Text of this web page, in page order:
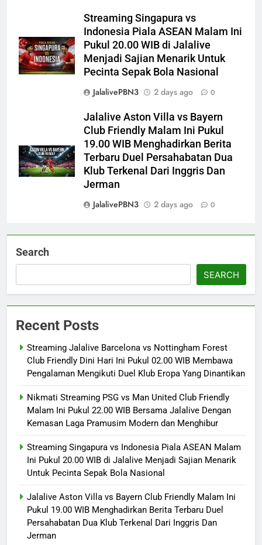
Streaming Singapura vs
Indonesia Piala ASEAN Malam Ini
Pukul 20.00 WIB di Jalalive
Menjadi Sajian Menarik Untuk
Pecinta Sepak Bola Nasional
JalalivePBN3
2 days ago 0
Jalalive Aston Villa vs Bayern
Club Friendly Malam Ini Pukul
19.00 WIB Menghadirkan Berita
Terbaru Duel Persahabatan Dua
Klub Terkenal Dari Inggris Dan
Jerman
JalalivePBN3
2 days ago 0
Search
SEARCH
Recent Posts
Streaming Jalalive Barcelona vs Nottingham Forest
Club Friendly Dini Hari Ini Pukul 02.00 WIB Membawa
Pengalaman Mengikuti Duel Klub Eropa Yang Dinantikan
Nikmati Streaming PSG vs Man United Club Friendly
Malam Ini Pukul 22.00 WIB Bersama Jalalive Dengan
Kemasan Laga Pramusim Modern dan Menghibur
Streaming Singapura vs Indonesia Piala ASEAN Malam
Ini Pukul 20.00 WIB di Jalalive Menjadi Sajian Menarik
Untuk Pecinta Sepak Bola Nasional
Jalalive Aston Villa vs Bayern Club Friendly Malam Ini
Pukul 19.00 WIB Menghadirkan Berita Terbaru Duel
Persahabatan Dua Klub Terkenal Dari Inggris Dan
Jerman